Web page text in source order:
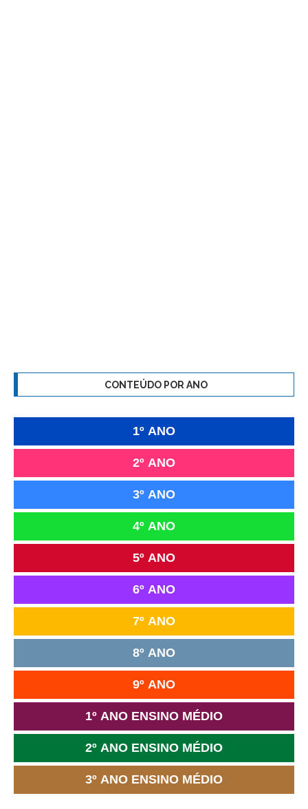
CONTEÚDO POR ANO
1º ANO
2º ANO
3º ANO
4º ANO
5º ANO
6º ANO
7º ANO
8º ANO
9º ANO
1º ANO ENSINO MÉDIO
2º ANO ENSINO MÉDIO
3º ANO ENSINO MÉDIO